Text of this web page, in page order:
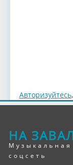
Авторизуйтесь
НА
Музыкальная
соцсеть